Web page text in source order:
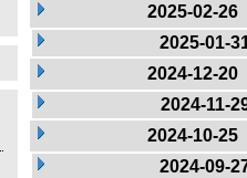
2025-02-26
2025-01-
2024-12-20
2024-11-
2024-10-25
2024-09-